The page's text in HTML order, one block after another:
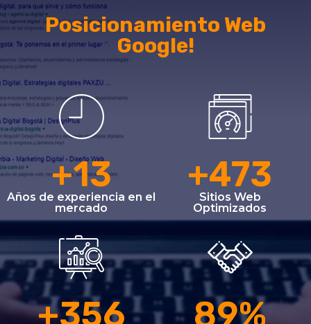
Posicionamiento Web
Google!
+13
Años de experiencia en el
mercado
+473
Sitios Web
Optimizados
+356 89%